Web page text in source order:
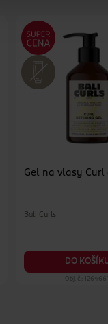
Gel na vlasy Curl
Bali Curls
DO
Obj. č.: 1264661